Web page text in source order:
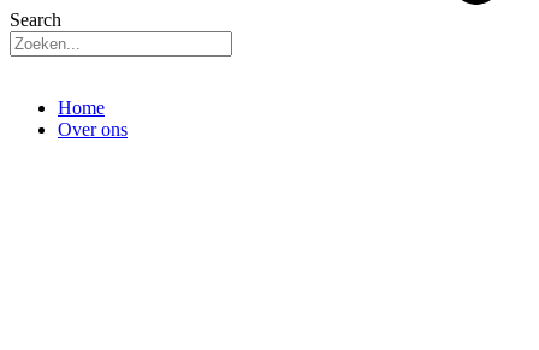
Search
Home
Over ons